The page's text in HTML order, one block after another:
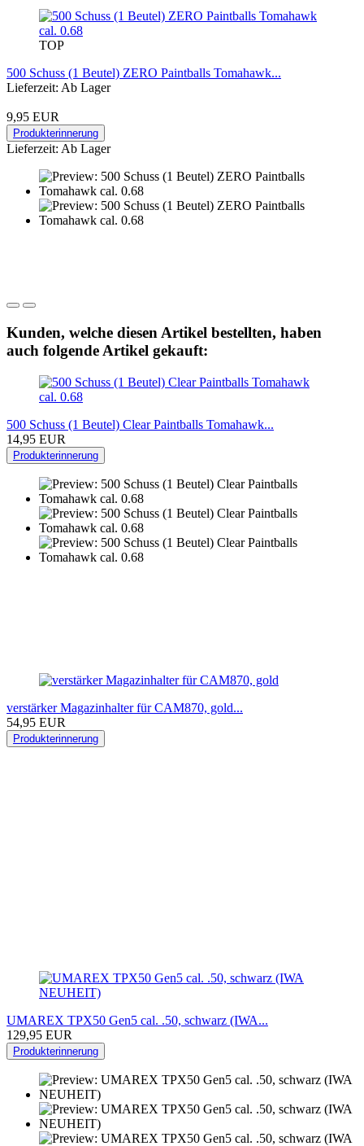
TOP
500 Schuss (1 Beutel) ZERO Paintballs Tomahawk...
Lieferzeit: Ab Lager
9,95 EUR
Produkterinnerung
Lieferzeit: Ab Lager
Kunden, welche diesen Artikel bestellten, haben
auch folgende Artikel gekauft:
500 Schuss (1 Beutel) Clear Paintballs Tomahawk...
14,95 EUR
Produkterinnerung
verstärker Magazinhalter für CAM870, gold...
54,95 EUR
Produkterinnerung
UMAREX TPX50 Gen5 cal. .50, schwarz (IWA...
129,95 EUR
Produkterinnerung